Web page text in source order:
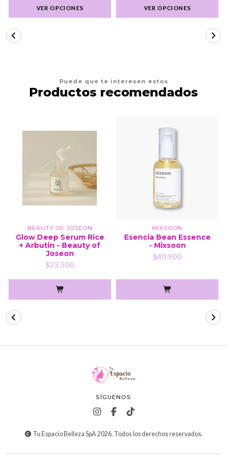
VER OPCIONES VER OPCIONES
Puede que te interesen estos
Productos recomendados
BEAUTY OF JOSEON
Glow Deep Serum Rice
+ Arbutin - Beauty of
Joseon
$23.500
MIXSOON
Esencia Bean Essence
- Mixsoon
$40.900
SÍGUENOS
Tu Espacio Belleza SpA 2026. Todos los derechos reservados.